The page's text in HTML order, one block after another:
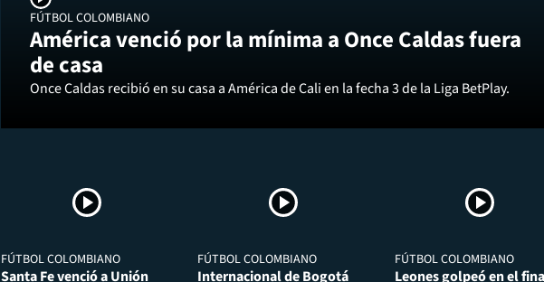
FÚTBOL COLOMBIANO
América venció por la mínima a Once Caldas fuera
de casa
Once Caldas recibió en su casa a América de Cali en la fecha 3 de la Liga BetPlay.
FÚTBOL COLOMBIANO
Santa Fe venció a Unión
FÚTBOL COLOMBIANO
Internacional de Bogotá
FÚTBOL COLOMBIANO
Leones golpeó en el